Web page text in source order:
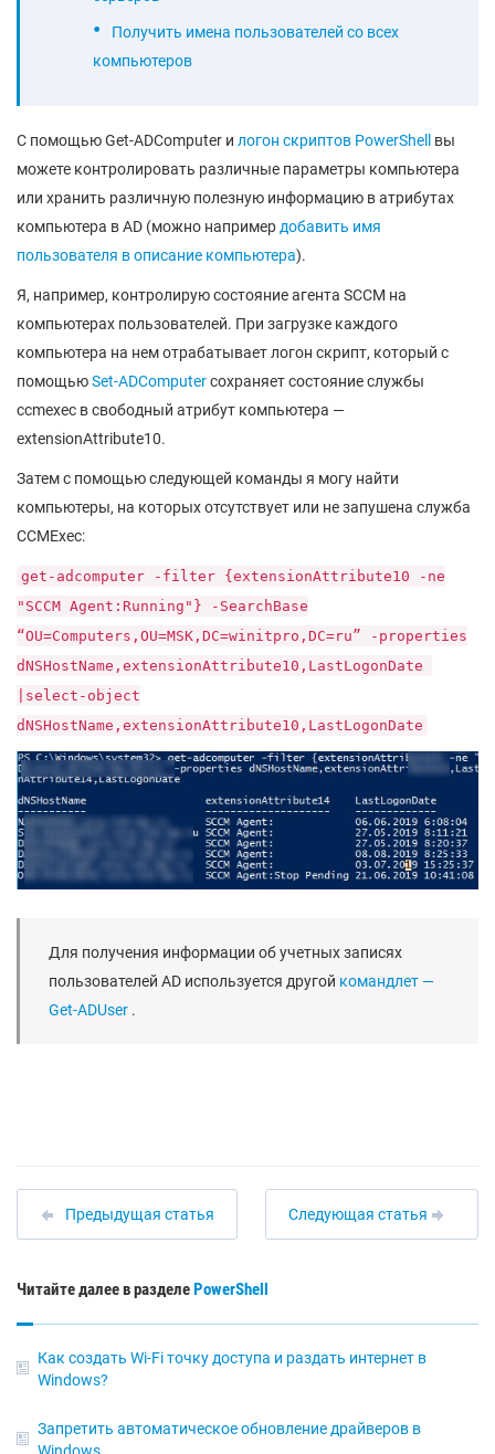
Получить имена пользователей со всех
компьютеров
С помощью Get-ADComputer и логон скриптов PowerShell
вы
можете контролировать различные параметры компьютера
или хранить различную полезную информацию в атрибутах
компьютера в AD (можно например добавить имя
пользователя в описание компьютера).
Я, например, контролирую состояние агента SCCM на
компьютерах пользователей. При загрузке каждого
компьютера на нем отрабатывает логон скрипт, который с
помощьюSet-ADComputerсохраняет состояние службы
ccmexec в свободный атрибут компьютера —
extensionAttribute10.
Затем с помощью следующей команды я могу найти
компьютеры, на которых отсутствует или не запушена служба
CCMExec:
get-adcomputer -filter {extensionAttribute10 -ne
"SCCM Agent:Running"} -SearchBase
“OU=Computers,OU=MSK,DC=winitpro,DC=ru” -properties
dNSHostName,extensionAttribute10,LastLogonDate
|select-object
dNSHostName,extensionAttribute10,LastLogonDate
Для получения информации об учетных записях
пользователей AD используется другой командлет —
Get-ADUser .
Предыдущая статья Следующая статья
Читайте далее в разделеPowerShell
Как создать Wi-Fi точку доступа и раздать интернет в
Windows?
Запретить автоматическое обновление драйверов в